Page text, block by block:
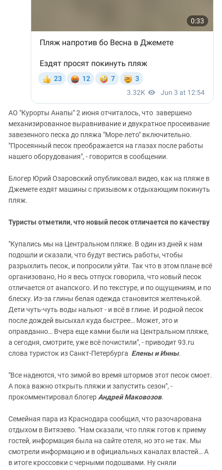
АО "Курорты Анапы" 2 июня отчиталось, что завершено
механизированное выравнивание и двукратное просеивание
завезенного песка до пляжа "Море-лето" включительно.
"Просеянный песок преображается на глазах после работы
нашего оборудования", - говорится в сообщении.
Блогер Юрий Озаровский опубликовал видео, как на пляже в
Джемете ездят машины с призывом к отдыхающим покинуть
пляж.
Туристы отметили, что новый песок отличается по качеству
"Купались мы на Центральном пляже. В один из дней к нам
подошли и сказали, что будут вестись работы, чтобы
разрыхлить песок, и попросили уйти. Так что в этом плане всё
организовано, Но я весь отпуск говорила, что новый песок
отличается от анапского. И по текстуре, и по ощущениям, и по
блеску. Из-за глины белая одежда становится желтенькой.
Дети чуть-чуть воды нальют - и всё в глине. И родной песок
после дождей высыхал куда быстрее… Может, это и
оправданно… Вчера еще камни были на Центральном пляже,
а сегодня, смотрите, уже всё почистили", - приводит 93.ru
слова туристок из Санкт-Петербурга Елены и Инны.
"Все надеются, что зимой во время штормов этот песок смоет.
А пока важно открыть пляжи и запустить сезон", -
прокомментировал блогер Андрей Маковозов.
Семейная пара из Краснодара сообщил, что разочарована
отдыхом в Витязево. "Нам сказали, что пляж готов к приему
гостей, информация была на сайте отеля, но это не так. Мы
смотрели информацию и в официальных каналах властей… А
в итоге кроссовки с черными подошвами. Ну сняли